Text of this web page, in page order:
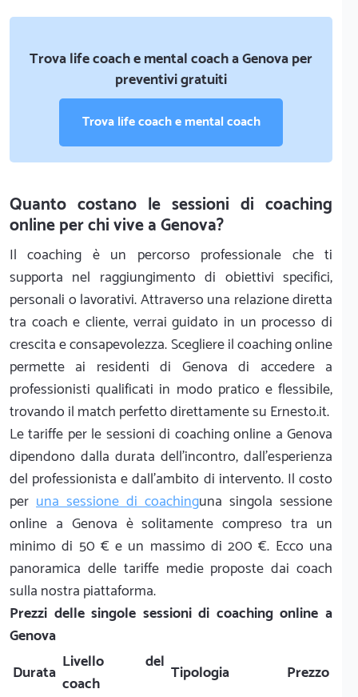
Trova life coach e mental coach a Genova per
preventivi gratuiti
Trova life coach e mental coach
Quanto costano le sessioni di coaching
online per chi vive a Genova?
Il coaching è un percorso professionale che ti
supporta nel raggiungimento di obiettivi specifici,
personali o lavorativi. Attraverso una relazione diretta
tra coach e cliente, verrai guidato in un processo di
crescita e consapevolezza. Scegliere il coaching online
permette ai residenti di Genova di accedere a
professionisti qualificati in modo pratico e flessibile,
trovando il match perfetto direttamente su Ernesto.it.
Le tariffe per le sessioni di coaching online a Genova
dipendono dalla durata dell'incontro, dall'esperienza
del professionista e dall'ambito di intervento. Il costo
per una sessione di coachinguna singola sessione
online a Genova è solitamente compreso tra un
minimo di 50 € e un massimo di 200 €. Ecco una
panoramica delle tariffe medie proposte dai coach
sulla nostra piattaforma.
Prezzi delle singole sessioni di coaching online a
Genova
Durata Livello del
coach
Tipologia
Prezzo